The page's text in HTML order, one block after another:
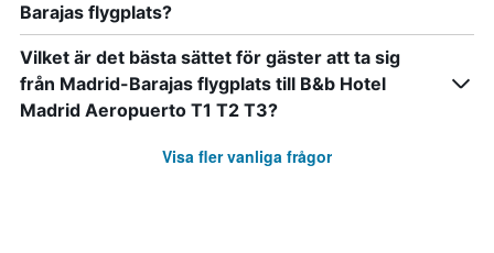
Barajas flygplats?
Vilket är det bästa sättet för gäster att ta sig
från Madrid-Barajas flygplats till B&b Hotel
Madrid Aeropuerto T1 T2 T3?
Visa fler vanliga frågor